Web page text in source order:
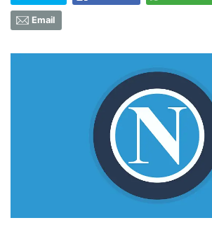
Email